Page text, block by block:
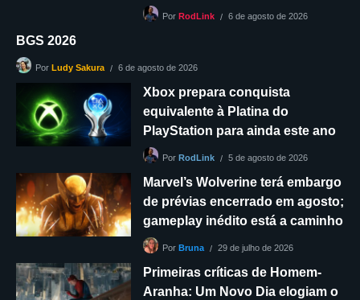
Por RodLink 6 de agosto de 2026
BGS 2026
Por Ludy Sakura 6 de agosto de 2026
Xbox prepara conquista
equivalente à Platina do
PlayStation para ainda este ano
Por RodLink 5 de agosto de 2026
Marvel’s Wolverine terá embargo
de prévias encerrado em agosto;
gameplay inédito está a caminho
Por Bruna 29 de julho de 2026
Primeiras críticas de Homem-
Aranha: Um Novo Dia elogiam o